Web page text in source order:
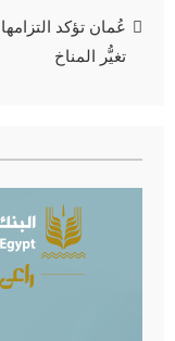
عُمان تؤكد
تغيُّر المناخ